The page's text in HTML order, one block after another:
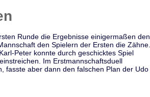
Runde die Ergebnisse einigermaßen den
den Spielern der Ersten die Zähne.
Peter konnte durch geschicktes Spiel
Im Erstmannschaftsduell
fasste aber dann den falschen Plan der Udo